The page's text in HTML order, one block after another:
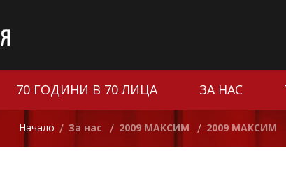
70 ГОДИНИ В 70 ЛИЦА ЗА НАС
Начало / За нас / 2009 МАКСИМ / 2009 МАКСИМ